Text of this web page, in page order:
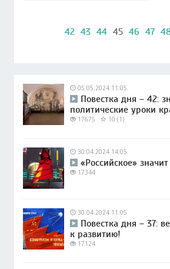
42 43 44 45 46 47
05.05.2024 11:05
Повестка дня – 42:
политические уроки
17675 10 (1)
30.04.2024 14:05
«Российское»
17344
30.04.2024 11:05
Повестка дня – 37:
к развитию!
17124